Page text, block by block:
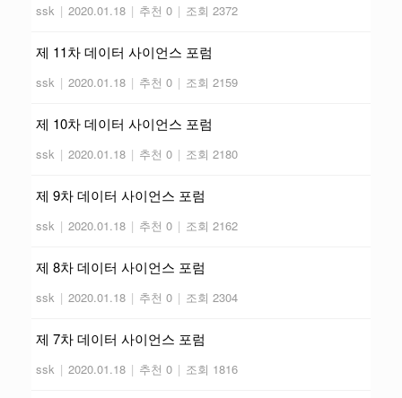
ssk | 2020.01.18 | 추천 0 | 조회 2372
제 11차 데이터 사이언스 포럼
ssk | 2020.01.18 | 추천 0 | 조회 2159
제 10차 데이터 사이언스 포럼
ssk | 2020.01.18 | 추천 0 | 조회 2180
제 9차 데이터 사이언스 포럼
ssk | 2020.01.18 | 추천 0 | 조회 2162
제 8차 데이터 사이언스 포럼
ssk | 2020.01.18 | 추천 0 | 조회 2304
제 7차 데이터 사이언스 포럼
ssk | 2020.01.18 | 추천 0 | 조회 1816